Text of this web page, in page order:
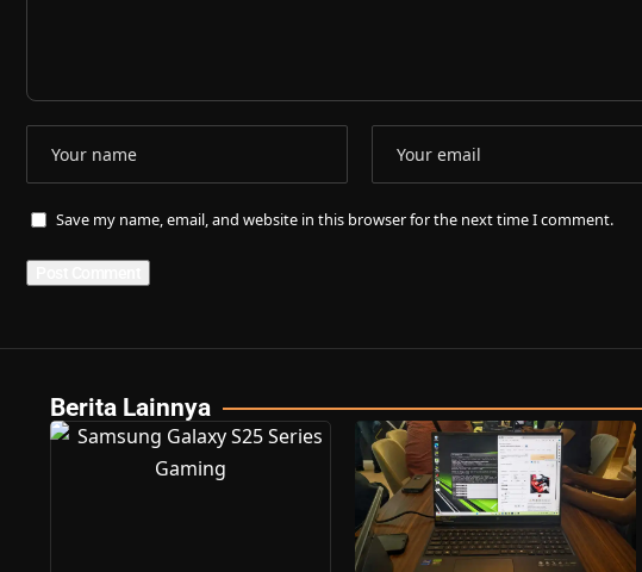
Save my name, email, and website in this browser for the next time I comment.
Berita Lainnya